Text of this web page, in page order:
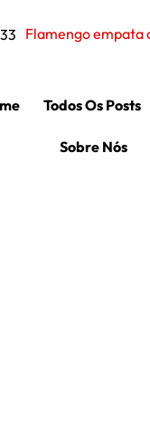
Flamengo empata
Todos Os Posts
Sobre Nós